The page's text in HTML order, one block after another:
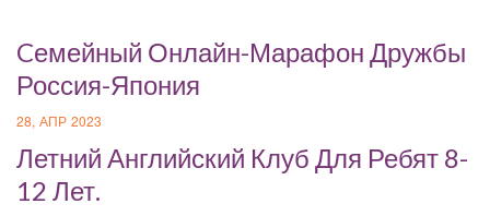
Cемейный Онлайн-Марафон Дружбы
Россия-Япония
28, АПР 2023
Летний Английский Клуб Для Ребят 8-
12 Лет.